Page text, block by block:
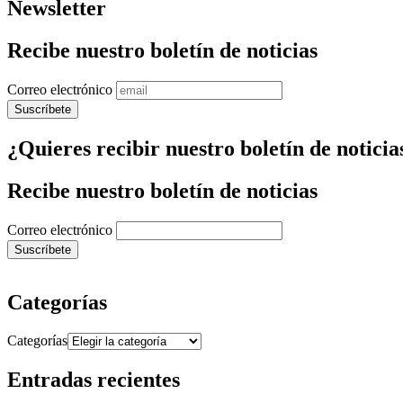
Newsletter
Recibe nuestro boletín de noticias
Correo electrónico
¿Quieres recibir nuestro boletín de
Recibe nuestro boletín de noticias
Correo electrónico
Categorías
Categorías
Entradas recientes